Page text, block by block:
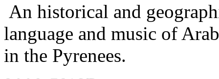
An historical and
language and music of
in the Pyrenees.